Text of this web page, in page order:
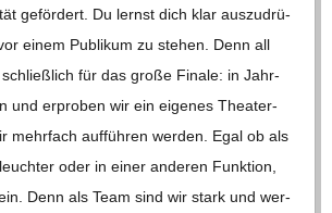
geför­dert. Du lernst dich klar aus­zu­drü­
einem Publi­kum zu ste­hen. Denn all
für das große Finale: in Jahr­
und erpro­ben wir ein eige­nes Thea­ter­
mehr­fach auf­füh­ren wer­den. Egal ob als
oder in einer ande­ren Funk­tion,
Denn als Team sind wir stark und wer­